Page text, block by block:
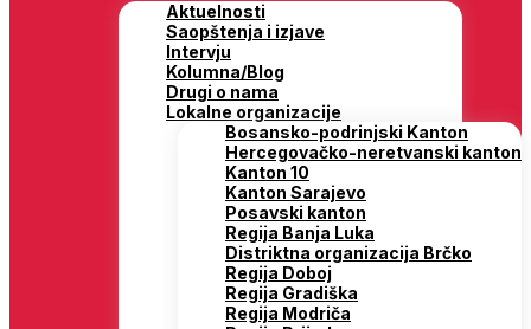
Aktuelnosti
Saopštenja i izjave
Intervju
Kolumna/Blog
Drugi o nama
Lokalne organizacije
Bosansko-podrinjski Kanton
Hercegovačko-neretvanski kanton
Kanton 10
Kanton Sarajevo
Posavski kanton
Regija Banja Luka
Distriktna organizacija Brčko
Regija Doboj
Regija Gradiška
Regija Modriča